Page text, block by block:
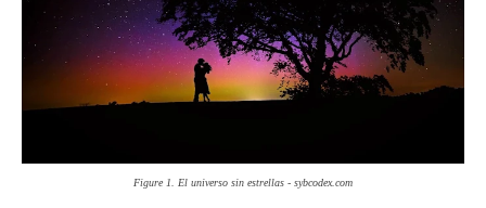
Figure 1. El universo sin estrellas - sybcodex.com